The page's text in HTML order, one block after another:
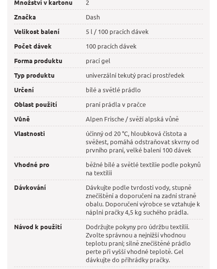
Množství v kartonu
2
Značka
Dash
Velikost balení
5 l / 100 pracích dávek
Počet dávek
100 pracích dávek
Forma produktu
prací gel
Typ produktu
univerzální tekutý prací prostředek
Určení
bílé a světlé prádlo
Oblast použití
praní prádla v pračce
Vůně
Alpen Frische / svěží alpská vůně
Vlastnosti
účinný od 20 °C, hloubková čistota a
svěžest, pomáhá odstraňovat skvrny od
prvního praní, velké balení 100 dávek
Vhodné pro
běžné bílé a světlé textilie podle pokynů
na textilii
Dávkování
Dávkujte podle tvrdosti vody, stupně
znečištění a doporučení na zadní straně
obalu. Doporučení výrobce se vztahuje k
náplni pračky 4,5 kg suchého prádla.
Návod k použití
Dodržujte pokyny pro údržbu textilií.
Zvolte správnou a nejnižší vhodnou
teplotu praní; silně znečištěné prádlo
perte při vyšší vhodné teplotě. Gel
dávkujte do přihrádky pračky.